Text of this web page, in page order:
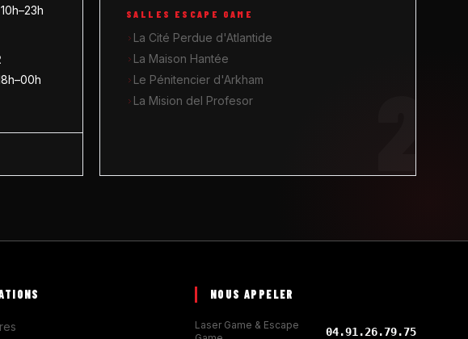
SALLES ESCAPE GAME
La Cité Perdue d'Atlantide
La Maison Hantée
Le Pénitencier d'Arkham
La Mision del Profesor
NOUS APPELER
Laser Game & Escape
04.91.26.79.75